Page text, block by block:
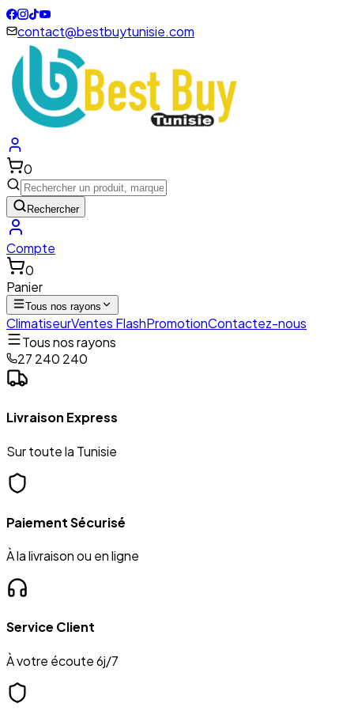
contact@bestbuytunisie.com
0
Rechercher
Compte
0
Panier
Tous nos rayons
ClimatiseurVentes FlashPromotionContactez-nous
Tous nos rayons
27 240 240
Livraison Express
Sur toute la Tunisie
Paiement Sécurisé
À la livraison ou en ligne
Service Client
À votre écoute 6j/7